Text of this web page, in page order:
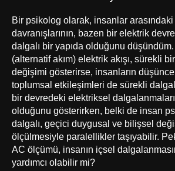
Bir psikolog olarak, insanlar
davranışlarının, bazen bir elektrik
dalgalı bir yapıda olduğunu
(alternatif akım) elektrik akışı, sürekli
değişimi gösterirse, insanların
toplumsal etkileşimleri de sürekli
bir devredeki elektriksel
olduğunu gösterirken, belki de insan
dalgalı, geçici duygusal ve bilişsel
ölçülmesiyle paralellikler taşıyabilir.
AC ölçümü, insanın içsel
yardımcı olabilir mi?